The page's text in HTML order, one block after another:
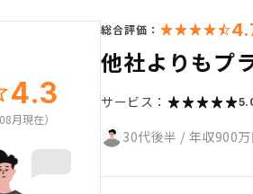
4.3
月現在）
総合評価：
他社よりもプ
サービス：
30代後半 / 年収900